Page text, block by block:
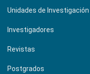
Unidades de Investigación
Investigadores
Revistas
Postgrados